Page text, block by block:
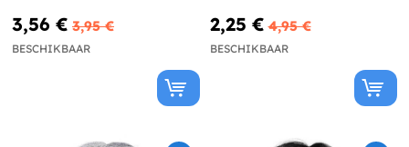
3,56 € 3,95 €
BESCHIKBAAR
2,25 € 4,95 €
BESCHIKBAAR